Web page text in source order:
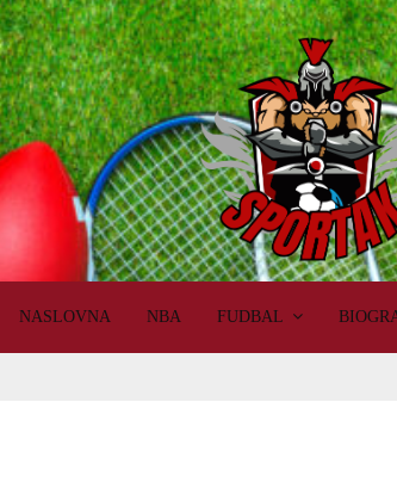
NASLOVNA NBA FUDBAL